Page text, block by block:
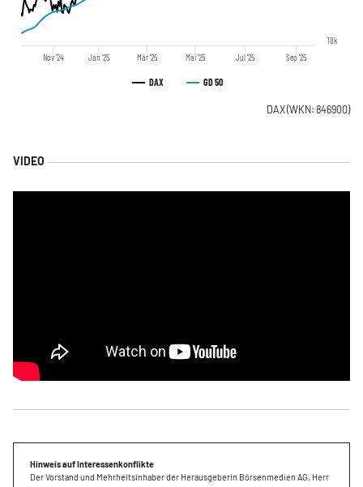
DAX GD 50
Nov '24 Jan '25 Mär '25 Mai '25 Jul '25 Sep '25
18k
DAX(WKN: 846900)
Hinweis auf Interessenkonflikte
Der Vorstand und Mehrheitsinhaber der Herausgeberin Börsenmedien AG, Herr